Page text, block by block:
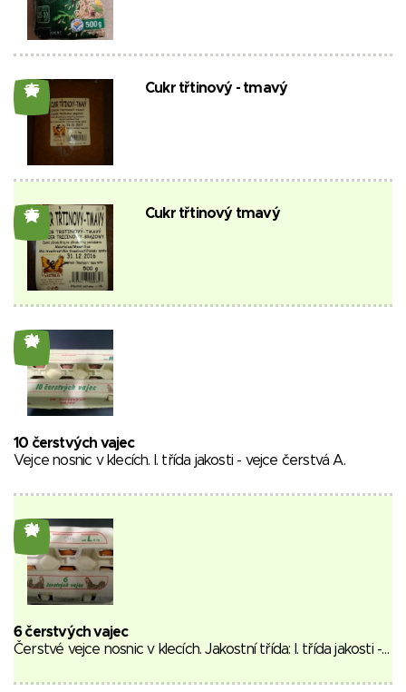
25 Cukr třtinový - tmavý
25 Cukr třtinový tmavý
24
10 čerstvých vajec
Vejce nosnic v klecích. I. třída jakosti - vejce čerstvá A.
24
6 čerstvých vajec
Čerstvé vejce nosnic v klecích. Jakostní třída: I. třída jakosti -…